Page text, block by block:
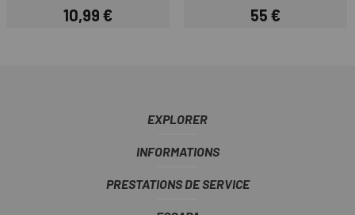
Prix
10,99 € Prix
55 €
EXPLORER
INFORMATIONS
PRESTATIONS DE SERVICE